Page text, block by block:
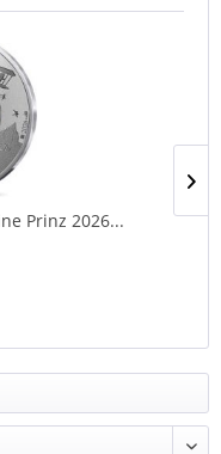
Prinz 2026...